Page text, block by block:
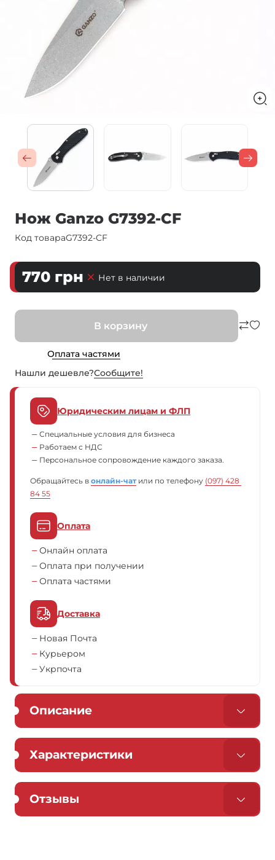
Нож Ganzo G7392-CF
Код товараG7392-CF
770 грн Нет в наличии
В корзину
Оплата частями
Нашли дешевле?Сообщите!
Юридическим лицам и ФЛП
Специальные условия для бизнеса
Работаем с НДС
Персональное сопровождение каждого заказа.
Обращайтесь в онлайн-чатили по телефону (097) 428
84 55
Оплата
Онлайн оплата
Оплата при получении
Оплата частями
Доставка
Новая Почта
Курьером
Укрпочта
Описание
Характеристики
Отзывы